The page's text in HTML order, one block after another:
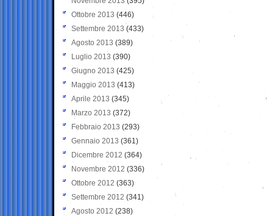
Ottobre 2013 (446)
Settembre 2013 (433)
Agosto 2013 (389)
Luglio 2013 (390)
Giugno 2013 (425)
Maggio 2013 (413)
Aprile 2013 (345)
Marzo 2013 (372)
Febbraio 2013 (293)
Gennaio 2013 (361)
Dicembre 2012 (364)
Novembre 2012 (336)
Ottobre 2012 (363)
Settembre 2012 (341)
Agosto 2012 (238)